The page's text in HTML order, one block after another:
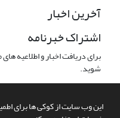
این وب سایت از کوکی ها برای
آخرین اخبار
اشتراک خبرنامه
برای دریافت اخبار و اطلاعیه
شوید.